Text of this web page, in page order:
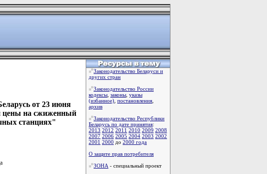
от 23 июня
цены на сжиженный
станциях"
Законодательство Беларуси и
других стран
Законодательство России
кодексы законы указы
(избанное) постановления
архив
Законодательство Республики
Беларусь по дате принятия:
2013 2012 2011 2010 2009 2008
2007 2006 2005 2004 2003 2002
2001 2000 до 2000 года
О защите прав потребителя
ЗОНА - специальный проект